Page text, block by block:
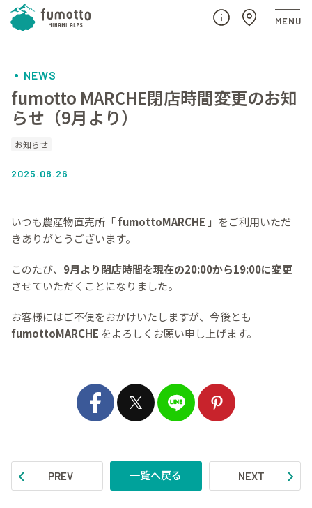
NEWS
fumotto MARCHE閉店時間変更のお知
らせ（9月より）
お知らせ
2025.08.26
いつも農産物直売所「fumottoMARCHE 」をご利用いただ
きありがとうございます。
このたび、 9月より閉店時間を現在の20:00から19:00に変更
させていただくことになりました。
お客様にはご不便をおかけいたしますが、今後とも
fumottoMARCHE をよろしくお願い申し上げます。
PREV 一覧へ戻る NEXT